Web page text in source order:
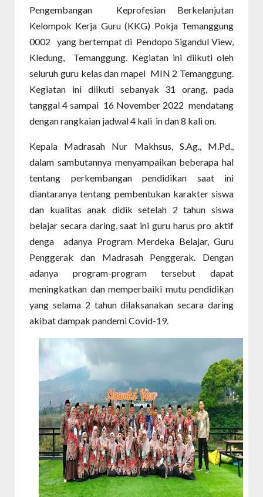
Pengembangan Keprofesian Berkelanjutan
Kelompok Kerja Guru (KKG) Pokja Temanggung
0002 yang bertempat di Pendopo Sigandul View,
Kledung, Temanggung. Kegiatan ini diikuti oleh
seluruh guru kelas dan mapel MIN 2 Temanggung.
Kegiatan ini diikuti sebanyak 31 orang, pada
tanggal 4 sampai 16 November 2022 mendatang
dengan rangkaian jadwal 4 kali in dan 8 kali on.
Kepala Madrasah Nur Makhsus, S.Ag., M.Pd.,
dalam sambutannya menyampaikan beberapa hal
tentang perkembangan pendidikan saat ini
diantaranya tentang pembentukan karakter siswa
dan kualitas anak didik setelah 2 tahun siswa
belajar secara daring, saat ini guru harus pro aktif
denga adanya Program Merdeka Belajar, Guru
Penggerak dan Madrasah Penggerak. Dengan
adanya program-program tersebut dapat
meningkatkan dan memperbaiki mutu pendidikan
yang selama 2 tahun dilaksanakan secara daring
akibat dampak pandemi Covid-19.